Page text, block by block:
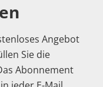
Angebot
Sie die
Abonnement